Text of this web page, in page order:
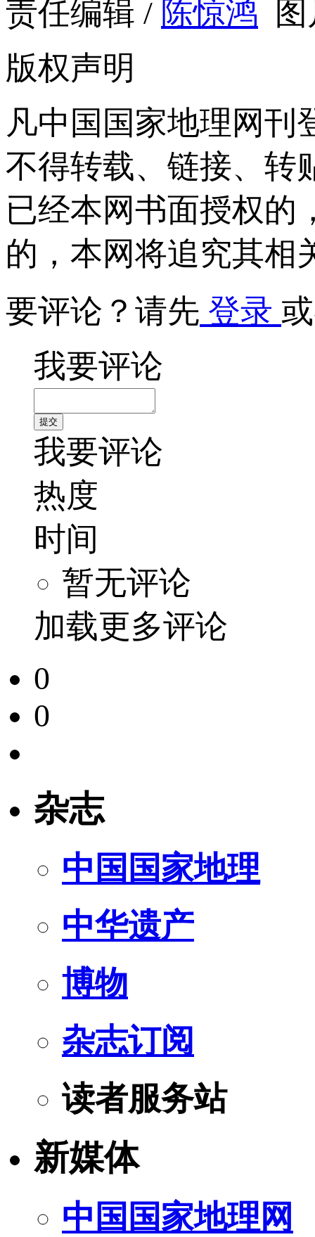
责任编辑 / 陈惊鸿
版权声明
凡中国国家地理网刊
不得转载、链接、转
已经本网书面授权的
的，本网将追究其相
要评论？请先 登录
我要评论
我要评论
热度
时间
暂无评论
加载更多评论
0
0
杂志
中国国家地理
中华遗产
博物
杂志订阅
读者服务站
新媒体
中国国家地理网